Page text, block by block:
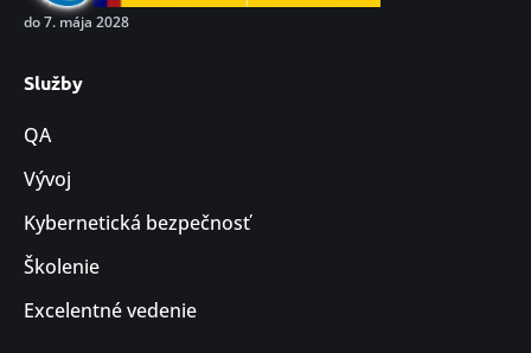
do 7. mája 2028
Služby
QA
Vývoj
Kybernetická bezpečnosť
Školenie
Excelentné vedenie